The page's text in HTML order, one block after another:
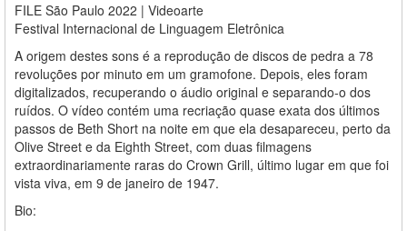
FILE São Paulo 2022 | Videoarte
Festival Internacional de Linguagem Eletrônica
A origem destes sons é a reprodução de discos de pedra a 78
revoluções por minuto em um gramofone. Depois, eles foram
digitalizados, recuperando o áudio original e separando-o dos
ruídos. O vídeo contém uma recriação quase exata dos últimos
passos de Beth Short na noite em que ela desapareceu, perto da
Olive Street e da Eighth Street, com duas filmagens
extraordinariamente raras do Crown Grill, último lugar em que foi
vista viva, em 9 de janeiro de 1947.
Bio: